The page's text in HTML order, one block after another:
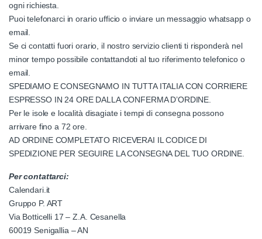
ogni richiesta.
Puoi telefonarci in orario ufficio o inviare un messaggio whatsapp o
email.
Se ci contatti fuori orario, il nostro servizio clienti ti risponderà nel
minor tempo possibile contattandoti al tuo riferimento telefonico o
email.
SPEDIAMO E CONSEGNAMO IN TUTTA ITALIA CON CORRIERE
ESPRESSO IN 24 ORE DALLA CONFERMA D’ORDINE.
Per le isole e località disagiate i tempi di consegna possono
arrivare fino a 72 ore.
AD ORDINE COMPLETATO RICEVERAI IL CODICE DI
SPEDIZIONE PER SEGUIRE LA CONSEGNA DEL TUO ORDINE.
Per contattarci:
Calendari.it
Gruppo P. ART
Via Botticelli 17 – Z.A. Cesanella
60019 Senigallia – AN